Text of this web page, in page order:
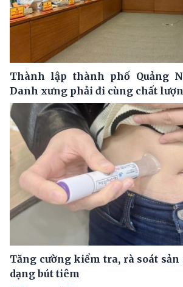
Thành lập thành phố Quảng
Danh xưng phải đi cùng chất
Tăng cường kiểm tra, rà soát
dạng bút tiêm